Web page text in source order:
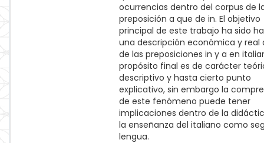
ocurrencias dentro del corpus de
preposición a que de in. El objetivo
principal de este trabajo ha sido
una descripción económica y real
de las preposiciones in y a en
propósito final es de carácter
descriptivo y hasta cierto punto
explicativo, sin embargo la
de este fenómeno puede tener
implicaciones dentro de la
la enseñanza del italiano como
lengua.